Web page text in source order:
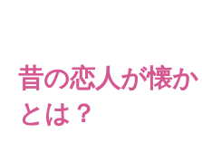
昔の恋人が懐
とは？